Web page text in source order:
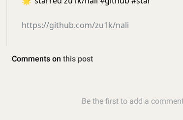
https://github.com/zu1k/nali